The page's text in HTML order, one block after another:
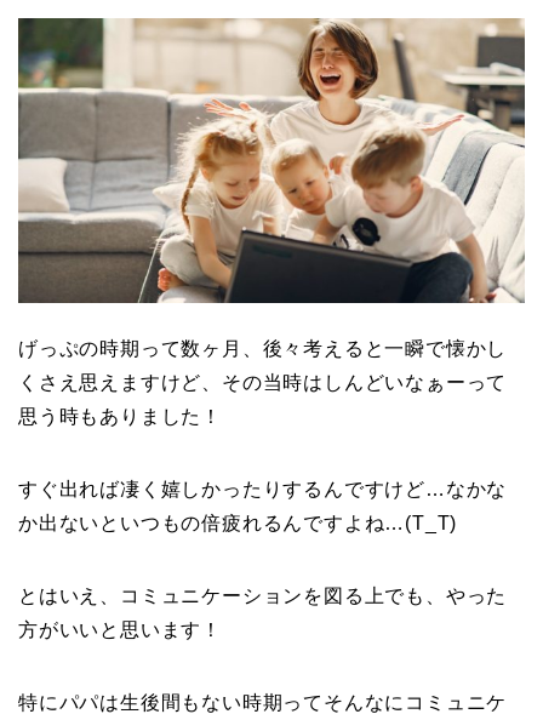
げっぷの時期って数ヶ月、後々考えると一瞬で懐かし
くさえ思えますけど、その当時はしんどいなぁーって
思う時もありました！
すぐ出れば凄く嬉しかったりするんですけど…なかな
か出ないといつもの倍疲れるんですよね…(T_T)
とはいえ、コミュニケーションを図る上でも、やった
方がいいと思います！
特にパパは生後間もない時期ってそんなにコミュニケ